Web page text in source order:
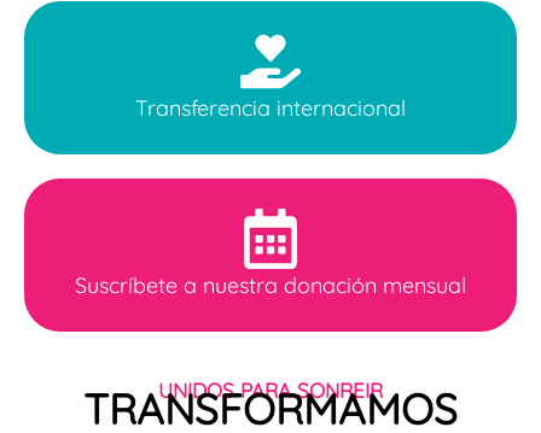
Transferencia internacional
Suscríbete a nuestra donación mensual
UNIDOS PARA SONREIR
TRANSFORMAMOS